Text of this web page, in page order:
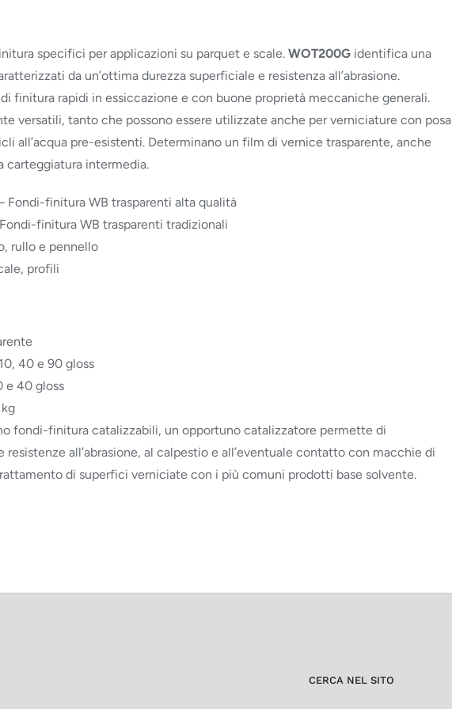
specifici per applicazioni su parquet e scale. WOT200G identifica una
da un’ottima durezza superficiale e resistenza all’abrasione.
finitura rapidi in essiccazione e con buone proprietà meccaniche generali.
versatili, tanto che possono essere utilizzate anche per verniciature con posa
all’acqua pre-esistenti. Determinano un film di vernice trasparente, anche
carteggiatura intermedia.
Fondi-finitura WB trasparenti alta qualità
finitura WB trasparenti tradizionali
rullo e pennello
profili
10, 40 e 90 gloss
e 40 gloss
fondi-finitura catalizzabili, un opportuno catalizzatore permette di
all’abrasione, al calpestio e all’eventuale contatto con macchie di
di superfici verniciate con i più comuni prodotti base solvente.
CERCA NEL SITO